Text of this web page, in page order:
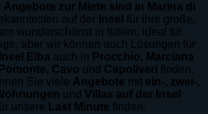
Angebote zur Miete sind in Marina di
auf der Insel für ihre große,
wunderschönst in Italien, ideal für
aber wir können auch Lösungen für
Elba auch in Procchio, Marciana
Cavo und Capoliveri finden.
Sie viele Angebote mit ein-, zwei-,
und Villas auf der Insel
unsere Last Minute finden.